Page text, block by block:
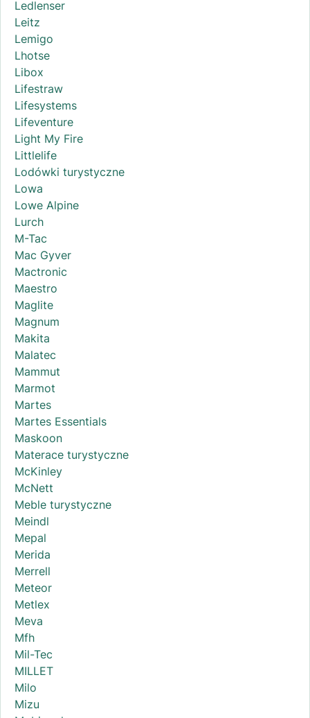
Ledlenser
Leitz
Lemigo
Lhotse
Libox
Lifestraw
Lifesystems
Lifeventure
Light My Fire
Littlelife
Lodówki turystyczne
Lowa
Lowe Alpine
Lurch
M-Tac
Mac Gyver
Mactronic
Maestro
Maglite
Magnum
Makita
Malatec
Mammut
Marmot
Martes
Martes Essentials
Maskoon
Materace turystyczne
McKinley
McNett
Meble turystyczne
Meindl
Mepal
Merida
Merrell
Meteor
Metlex
Meva
Mfh
Mil-Tec
MILLET
Milo
Mizu